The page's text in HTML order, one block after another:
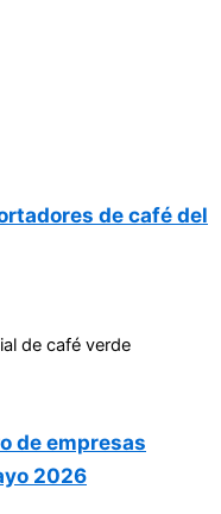
de café del
de café verde
de empresas
2026